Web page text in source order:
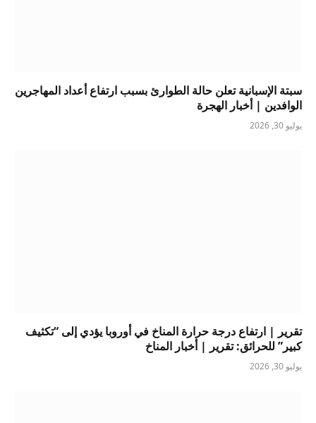
سبتة الإسبانية تعلن حالة الطوارئ بسبب ارتفاع أعداد المهاجرين
الوافدين | أخبار الهجرة
يوليو 30, 2026
تقرير | ارتفاع درجة حرارة المناخ في أوروبا يؤدي إلى “تكثيف
كبير” للحرائق: تقرير | أخبار المناخ
يوليو 30, 2026